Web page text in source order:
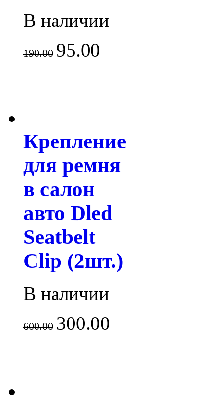
В наличии
190.00 95.00
Крепление
для ремня
в салон
авто Dled
Seatbelt
Clip (2шт.)
В наличии
600.00 300.00